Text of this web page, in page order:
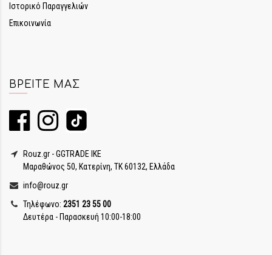
Ιστορικό Παραγγελιών
Επικοινωνία
ΒΡΕΊΤΕ ΜΑΣ
Rouz.gr - GGTRADE IKE
Μαραθώνος 50, Κατερίνη, ΤΚ 60132, Ελλάδα
info@rouz.gr
Τηλέφωνο: 2351 23 55 00
Δευτέρα - Παρασκευή 10:00-18:00